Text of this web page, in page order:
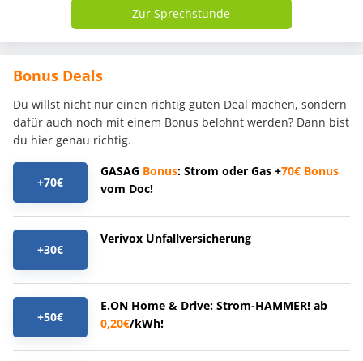
Zur Sprechstunde
Bonus Deals
Du willst nicht nur einen richtig guten Deal machen, sondern
dafür auch noch mit einem Bonus belohnt werden? Dann bist
du hier genau richtig.
+70€
GASAG Bonus: Strom oder Gas +70€ Bonus
vom Doc!
+30€
Verivox Unfallversicherung
+50€
E.ON Home & Drive: Strom-HAMMER! ab
0,20€/kWh!